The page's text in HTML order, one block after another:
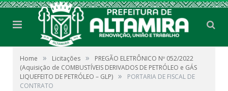
Home » Licitações »
PREGÃO ELETRÔNICO Nº 052/2022
(Aquisição de COMBUSTÍVEIS DERIVADOS DE PETRÓLEO e GÁS
LIQUEFEITO DE PETRÓLEO – GLP) »
PORTARIA DE FISCAL DE
CONTRATO